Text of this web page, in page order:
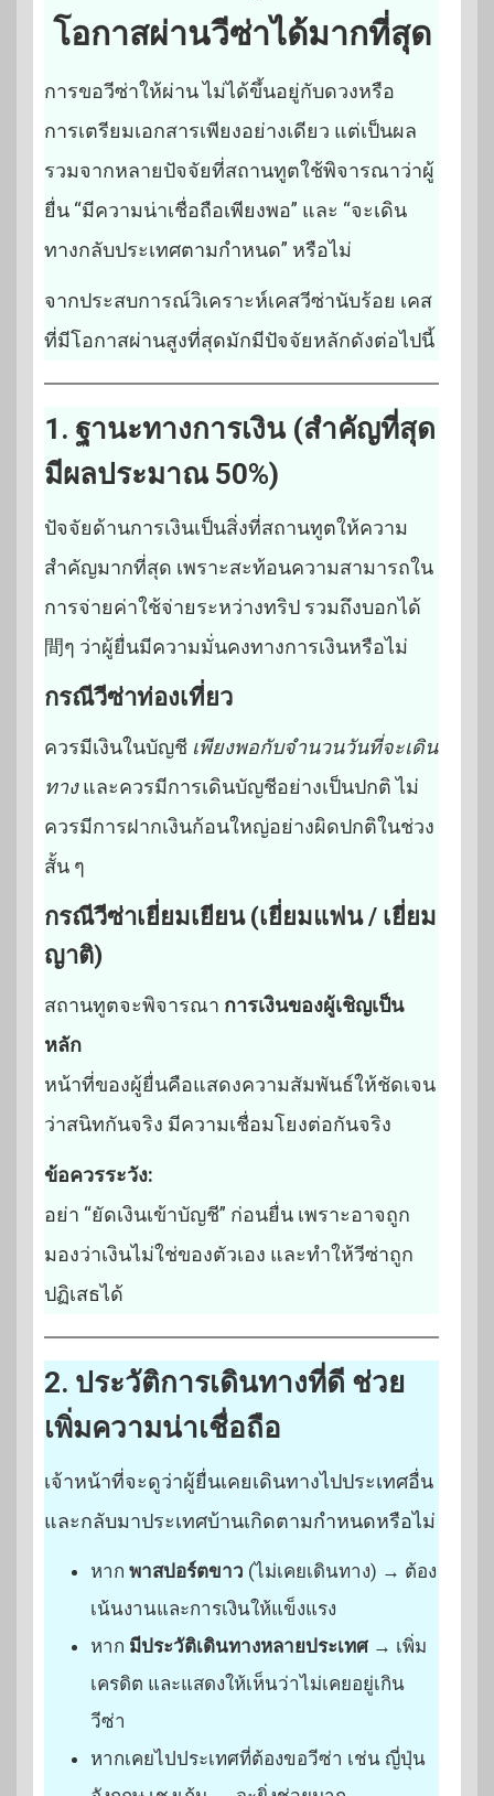
โอกาสผ่านวีซ่าได้มากที่สุด
การขอวีซ่าให้ผ่าน ไม่ได้ขึ้นอยู่กับดวงหรือ
การเตรียมเอกสารเพียงอย่างเดียว แต่เป็นผล
รวมจากหลายปัจจัยที่สถานทูตใช้พิจารณาว่าผู้
ยื่น “มีความน่าเชื่อถือเพียงพอ” และ “จะเดิน
ทางกลับประเทศตามกำหนด” หรือไม่
จากประสบการณ์วิเคราะห์เคสวีซ่านับร้อย เคส
ที่มีโอกาสผ่านสูงที่สุดมักมีปัจจัยหลักดังต่อไปนี้
1. ฐานะทางการเงิน (สำคัญที่สุด
มีผลประมาณ 50%)
ปัจจัยด้านการเงินเป็นสิ่งที่สถานทูตให้ความ
สำคัญมากที่สุด เพราะสะท้อนความสามารถใน
การจ่ายค่าใช้จ่ายระหว่างทริป รวมถึงบอกได้
間ๆ ว่าผู้ยื่นมีความมั่นคงทางการเงินหรือไม่
กรณีวีซ่าท่องเที่ยว
ควรมีเงินในบัญชี เพียงพอกับจำนวนวันที่จะเดิน
ทางและควรมีการเดินบัญชีอย่างเป็นปกติ ไม่
ควรมีการฝากเงินก้อนใหญ่อย่างผิดปกติในช่วง
สั้น ๆ
กรณีวีซ่าเยี่ยมเยียน (เยี่ยมแฟน / เยี่ยม
ญาติ)
สถานทูตจะพิจารณา การเงินของผู้เชิญเป็น
หลัก
หน้าที่ของผู้ยื่นคือแสดงความสัมพันธ์ให้ชัดเจน
ว่าสนิทกันจริง มีความเชื่อมโยงต่อกันจริง
ข้อควรระวัง:
อย่า “ยัดเงินเข้าบัญชี” ก่อนยื่น เพราะอาจถูก
มองว่าเงินไม่ใช่ของตัวเอง และทำให้วีซ่าถูก
ปฏิเสธได้
2. ประวัติการเดินทางที่ดี ช่วย
เพิ่มความน่าเชื่อถือ
เจ้าหน้าที่จะดูว่าผู้ยื่นเคยเดินทางไปประเทศอื่น
และกลับมาประเทศบ้านเกิดตามกำหนดหรือไม่
หาก พาสปอร์ตขาว (ไม่เคยเดินทาง) → ต้อง
เน้นงานและการเงินให้แข็งแรง
หาก มีประวัติเดินทางหลายประเทศ → เพิ่ม
เครดิต และแสดงให้เห็นว่าไม่เคยอยู่เกิน
วีซ่า
หากเคยไปประเทศที่ต้องขอวีซ่า เช่น ญี่ปุ่น